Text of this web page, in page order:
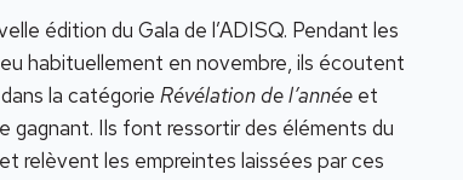
édition du Gala de l’ADISQ. Pendant les
habituellement en novembre, ils écoutent
la catégorie Révélation de l’annéeet
gagnant. Ils font ressortir des éléments du
relèvent les empreintes laissées par ces